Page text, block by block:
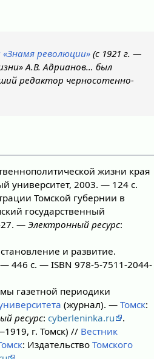
«Знамя революции»(с 1921 г. —
А.В. Адрианов… был
редактор черносотенно-
жизни края
университет, 2003. — 124 с.
Томской губернии в
государственный
27. — Электронный ресурс:
и развитие.
446 с. — ISBN 978-5-7511-2044-
газетной периодики
(журнал). — Томск:
ресурс: cyberleninka.ru
.
г. Томск) // Вестник
: Издательство Томского